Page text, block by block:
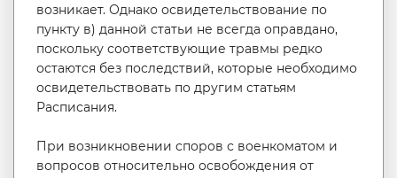
возникает. Однако освидетельствование по
пункту в) данной статьи не всегда оправдано,
поскольку соответствующие травмы редко
остаются без последствий, которые необходимо
освидетельствовать по другим статьям
Расписания.
При возникновении споров с военкоматом и
вопросов относительно освобождения от